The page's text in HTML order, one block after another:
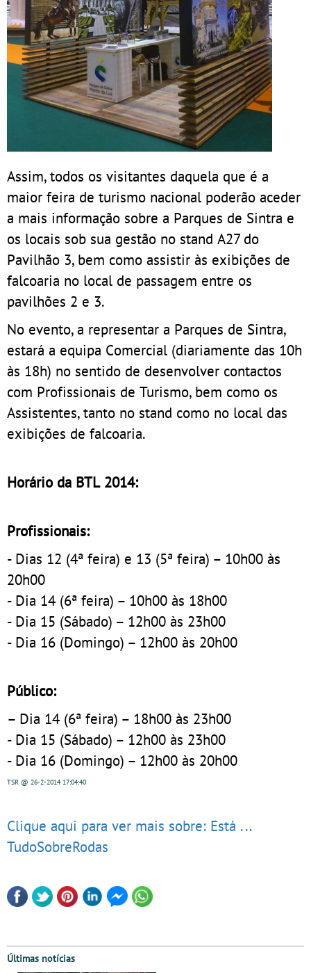
Assim, todos os visitantes daquela que é a
maior feira de turismo nacional poderão aceder
a mais informação sobre a Parques de Sintra e
os locais sob sua gestão no stand A27 do
Pavilhão 3, bem como assistir às exibições de
falcoaria no local de passagem entre os
pavilhões 2 e 3.
No evento, a representar a Parques de Sintra,
estará a equipa Comercial (diariamente das 10h
às 18h) no sentido de desenvolver contactos
com Profissionais de Turismo, bem como os
Assistentes, tanto no stand como no local das
exibições de falcoaria.
Horário da BTL 2014:
Profissionais:
- Dias 12 (4ª feira) e 13 (5ª feira) – 10h00 às
20h00
- Dia 14 (6ª feira) – 10h00 às 18h00
- Dia 15 (Sábado) – 12h00 às 23h00
- Dia 16 (Domingo) – 12h00 às 20h00
Público:
– Dia 14 (6ª feira) – 18h00 às 23h00
- Dia 15 (Sábado) – 12h00 às 23h00
- Dia 16 (Domingo) – 12h00 às 20h00
TSR @ 26-2-201417:04:40
Clique aqui para ver mais sobre: Está ...
TudoSobreRodas
Últimas notícias